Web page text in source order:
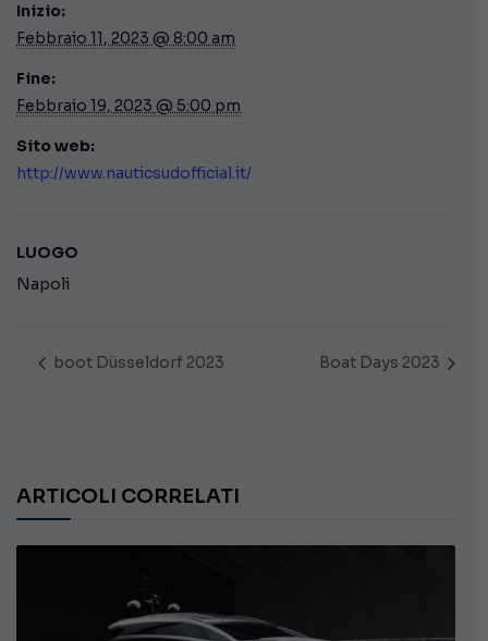
Inizio:
Febbraio 11, 2023 @ 8:00 am
Fine:
Febbraio 19, 2023 @ 5:00 pm
Sito web:
http://www.nauticsudofficial.it/
LUOGO
Napoli
boot Düsseldorf 2023 Boat Days 2023
ARTICOLI CORRELATI